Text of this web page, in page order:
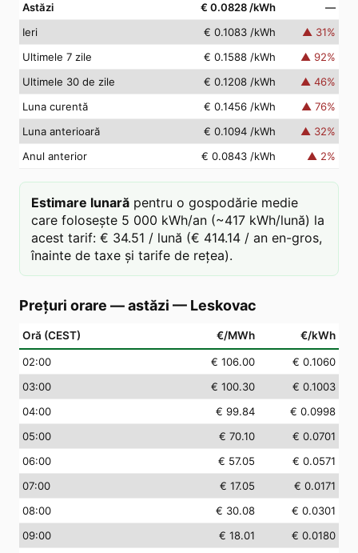
Astăzi € 0.0828 /kWh
—
Ieri
€ 0.1083 /kWh ▲ 31%
Ultimele 7 zile
€ 0.1588 /kWh ▲ 92%
Ultimele 30 de zile
€ 0.1208 /kWh ▲ 46%
Luna curentă
€ 0.1456 /kWh ▲ 76%
Luna anterioară
€ 0.1094 /kWh ▲ 32%
Anul anterior
€ 0.0843 /kWh ▲ 2%
Estimare lunară pentru o gospodărie medie
care folosește 5 000 kWh/an (~417 kWh/lună) la
acest tarif: € 34.51 / lună (€ 414.14 / an en-gros,
înainte de taxe și tarife de rețea).
Prețuri orare — astăzi — Leskovac
Oră (CEST) €/MWh €/kWh
02:00 € 106.00
€ 0.1060
03:00 € 100.30
€ 0.1003
04:00 € 99.84
€ 0.0998
05:00 € 70.10
€ 0.0701
06:00 € 57.05
€ 0.0571
07:00 € 17.05
€ 0.0171
08:00 € 30.08
€ 0.0301
09:00 € 18.01
€ 0.0180